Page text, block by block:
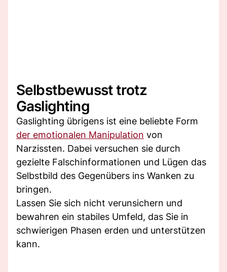
Selbstbewusst trotz
Gaslighting
Gaslighting übrigens ist eine beliebte Form
der emotionalen Manipulation von
Narzissten. Dabei versuchen sie durch
gezielte Falschinformationen und Lügen das
Selbstbild des Gegenübers ins Wanken zu
bringen.
Lassen Sie sich nicht verunsichern und
bewahren ein stabiles Umfeld, das Sie in
schwierigen Phasen erden und unterstützen
kann.